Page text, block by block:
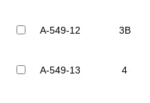
A-549-12 3B
A-549-13 4